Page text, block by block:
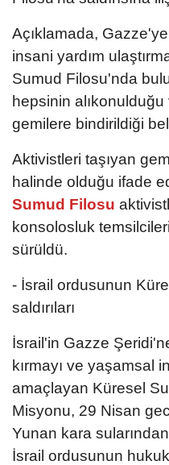
Açıklamada,
insani yardım
Sumud Filosu'nda
hepsinin
gemilere bindirildiği
Aktivistleri taşıyan
halinde olduğu ifade
Sumud Filosu
konsolosluk
sürüldü.
- İsrail ordusunun
saldırıları
İsrail'in Gazze
kırmayı ve yaşamsal
amaçlayan Küresel
Misyonu, 29 Nisan
Yunan kara
İsrail ordusunun